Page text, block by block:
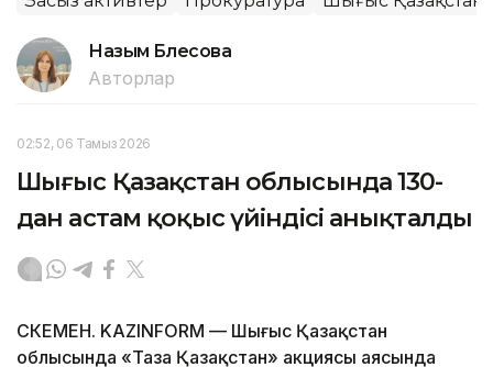
Назым Бөлесова
Авторлар
02:52, 06 Тамыз 2026
Шығыс Қазақстан облысында 130-
дан астам қоқыс үйіндісі анықталды
ӨСКЕМЕН. KAZINFORM — Шығыс Қазақстан
облысында «Таза Қазақстан» акциясы аясында